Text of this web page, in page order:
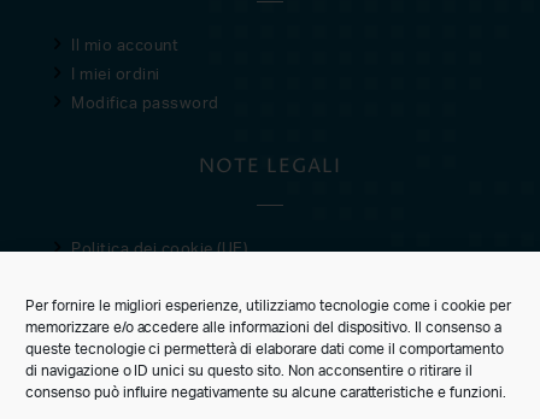
Per fornire le migliori esperienze, utilizziamo tecnologie come i cookie per
memorizzare e/o accedere alle informazioni del dispositivo. Il consenso a
queste tecnologie ci permetterà di elaborare dati come il comportamento
di navigazione o ID unici su questo sito. Non acconsentire o ritirare il
consenso può influire negativamente su alcune caratteristiche e funzioni.
Il mio account
I miei ordini
Modifica password
NOTE LEGALI
Politica dei cookie (UE)
Condizioni di vendita
CUSTOMER CARE